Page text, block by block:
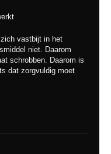
vastbijt in het
niet. Daarom
schrobben. Daarom is
dat zorgvuldig moet